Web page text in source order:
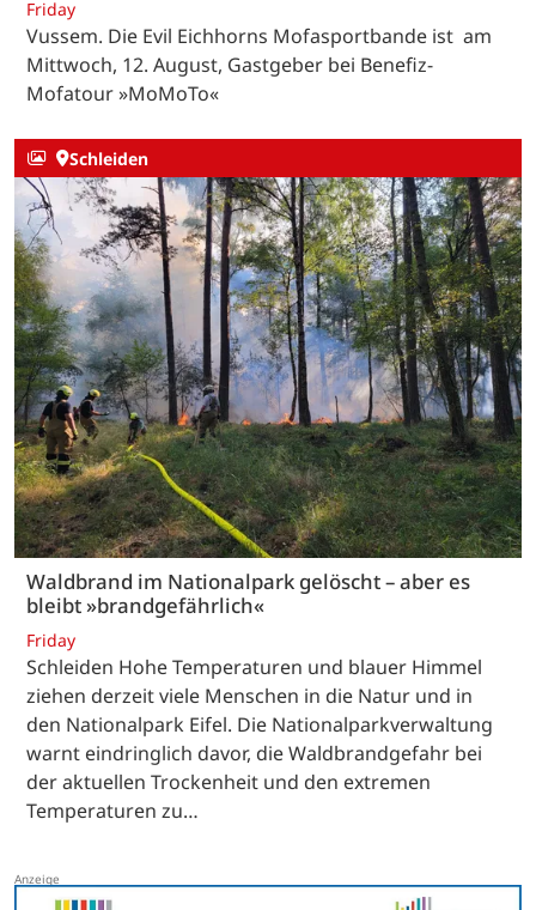
Friday
Vussem. Die Evil Eichhorns Mofasportbande ist am
Mittwoch, 12. August, Gastgeber bei Benefiz-
Mofatour »MoMoTo«
Schleiden
Waldbrand im Nationalpark gelöscht – aber es
bleibt »brandgefährlich«
Friday
Schleiden Hohe Temperaturen und blauer Himmel
ziehen derzeit viele Menschen in die Natur und in
den Nationalpark Eifel. Die Nationalparkverwaltung
warnt eindringlich davor, die Waldbrandgefahr bei
der aktuellen Trockenheit und den extremen
Temperaturen zu…